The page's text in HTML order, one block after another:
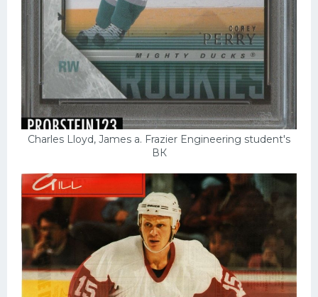
Charles Lloyd, James a. Frazier Engineering student's
ВК